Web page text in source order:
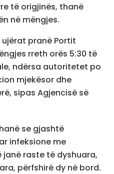
të origjinës, thanë
në mëngjes.
ujërat pranë Portit
rreth orës 5:30 të
ndërsa autoritetet po
mjekësor dhe
sipas Agjencisë së
se gjashtë
infeksione me
raste të dyshuara,
përfshirë dy në bord.